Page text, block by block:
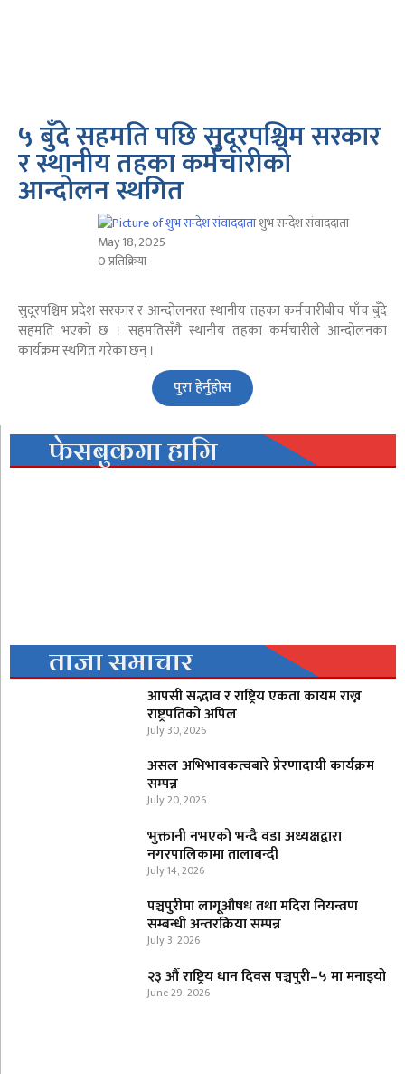
५ बुँदे सहमति पछि सुदूरपश्चिम सरकार
र स्थानीय तहका कर्मचारीकाे
आन्दोलन स्थगित
शुभ सन्देश संवाददाता
May 18, 2025
0 प्रतिक्रिया
सुदूरपश्चिम प्रदेश सरकार र आन्दोलनरत स्थानीय तहका कर्मचारीबीच पाँच बुँदे
सहमति भएको छ । सहमतिसँगै स्थानीय तहका कर्मचारीले आन्दोलनका
कार्यक्रम स्थगित गरेका छन् ।
पुरा हेर्नुहोस
फेसबुकमा हामि
ताजा समाचार
आपसी सद्भाव र राष्ट्रिय एकता कायम राख्न
राष्ट्रपतिको अपिल
July 30, 2026
असल अभिभावकत्वबारे प्रेरणादायी कार्यक्रम
सम्पन्न
July 20, 2026
भुक्तानी नभएको भन्दै वडा अध्यक्षद्वारा
नगरपालिकामा तालाबन्दी
July 14, 2026
पञ्चपुरीमा लागूऔषध तथा मदिरा नियन्त्रण
सम्बन्धी अन्तरक्रिया सम्पन्न
July 3, 2026
२३ औँ राष्ट्रिय धान दिवस पञ्चपुरी–५ मा मनाइयाे
June 29, 2026